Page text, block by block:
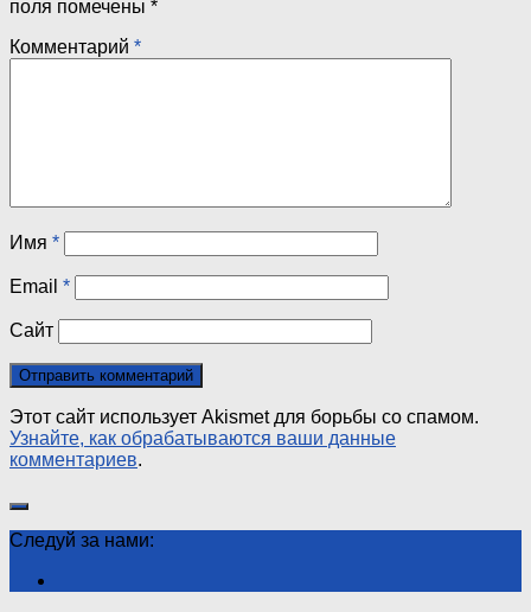
поля помечены *
Комментарий *
Имя *
Email *
Сайт
Этот сайт использует Akismet для борьбы со спамом.
Узнайте, как обрабатываются ваши данные
комментариев.
Следуй за нами: